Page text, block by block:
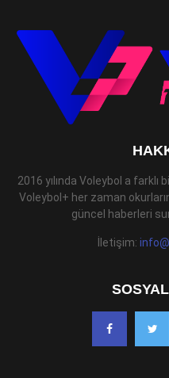
2016 yılında Voleybol a
Voleybol+ her zaman
güncel haberleri
İletişim: